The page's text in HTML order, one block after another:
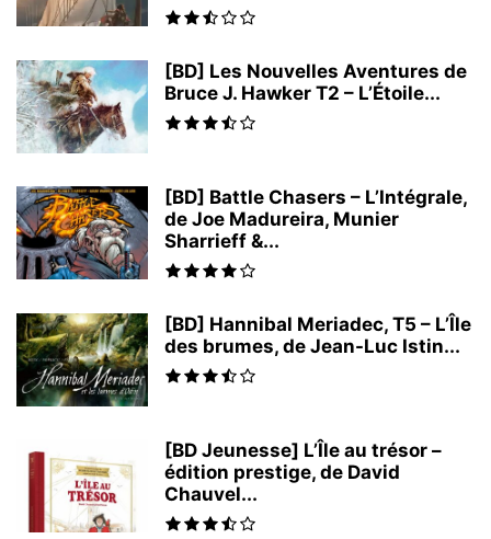
[BD] Les Nouvelles Aventures de
Bruce J. Hawker T2 – L’Étoile...
[BD] Battle Chasers – L’Intégrale,
de Joe Madureira, Munier
Sharrieff &...
[BD] Hannibal Meriadec, T5 – L’Île
des brumes, de Jean-Luc Istin...
[BD Jeunesse] L’Île au trésor –
édition prestige, de David
Chauvel...